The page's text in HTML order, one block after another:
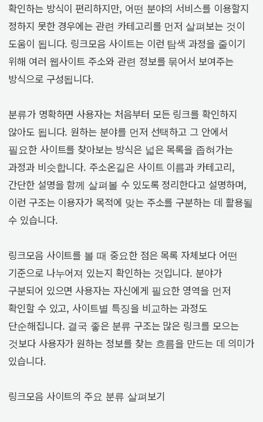
확인하는 방식이 편리하지만, 어떤 분야의 서비스를 이용할지
정하지 못한 경우에는 관련 카테고리를 먼저 살펴보는 것이
도움이 됩니다. 링크모음 사이트는 이런 탐색 과정을 줄이기
위해 여러 웹사이트 주소와 관련 정보를 묶어서 보여주는
방식으로 구성됩니다.
분류가 명확하면 사용자는 처음부터 모든 링크를 확인하지
않아도 됩니다. 원하는 분야를 먼저 선택하고 그 안에서
필요한 사이트를 찾아보는 방식은 넓은 목록을 좁혀가는
과정과 비슷합니다. 주소온길은 사이트 이름과 카테고리,
간단한 설명을 함께 살펴볼 수 있도록 정리한다고 설명하며,
이런 구조는 이용자가 목적에 맞는 주소를 구분하는 데 활용될
수 있습니다.
링크모음 사이트를 볼 때 중요한 점은 목록 자체보다 어떤
기준으로 나누어져 있는지 확인하는 것입니다. 분야가
구분되어 있으면 사용자는 자신에게 필요한 영역을 먼저
확인할 수 있고, 사이트별 특징을 비교하는 과정도
단순해집니다. 결국 좋은 분류 구조는 많은 링크를 모으는
것보다 사용자가 원하는 정보를 찾는 흐름을 만드는 데 의미가
있습니다.
링크모음 사이트의 주요 분류 살펴보기